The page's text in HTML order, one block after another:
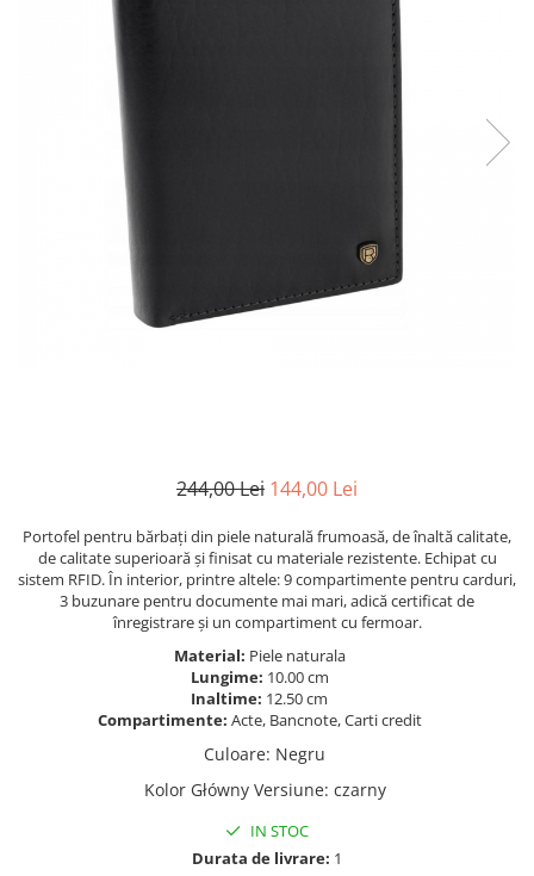
244,00 Lei 144,00 Lei
Portofel pentru bărbați din piele naturală frumoasă, de înaltă calitate,
de calitate superioară și finisat cu materiale rezistente. Echipat cu
sistem RFID. În interior, printre altele: 9 compartimente pentru carduri,
3 buzunare pentru documente mai mari, adică certificat de
înregistrare și un compartiment cu fermoar.
Material: Piele naturala
Lungime: 10.00 cm
Inaltime: 12.50 cm
Compartimente: Acte, Bancnote, Carti credit
Culoare: Negru
Kolor Główny Versiune: czarny
IN STOC
Durata de livrare: 1